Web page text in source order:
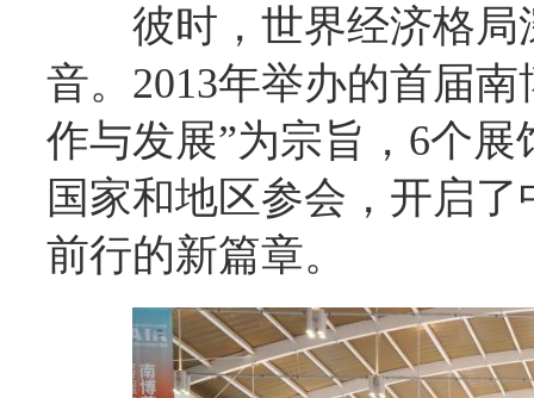
彼时，世界经济格
音。2013年举办的首届
作与发展”为宗旨，6个
国家和地区参会，开启
前行的新篇章。